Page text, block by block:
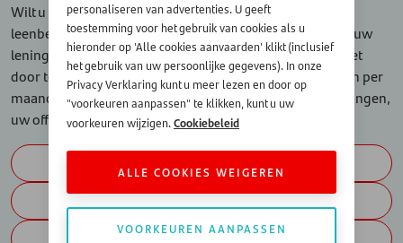
Wilt u meer of minder lenen dan € 1.000, klik dan op het
leenbedrag van uw keuze hieronder en bereken meteen uw
lening. Want welke plannen u ook heeft, maak ze concreet
door te berekenen of u dit bedrag kunt lenen en wat u dan per
maand gaat betalen. Vraag vrijblijvend, zonder verplichtingen,
uw offerte aan of bel ons op 030-6388042.
€ 2.500
€ 5.000
personaliseren van advertenties. U geeft
toestemming voor het gebruik van cookies als u
hieronder op 'Alle cookies aanvaarden' klikt (inclusief
het gebruik van uw persoonlijke gegevens). In onze
Privacy Verklaring kunt u meer lezen en door op
"voorkeuren aanpassen" te klikken, kunt u uw
voorkeuren wijzigen.Cookiebeleid
ALLE COOKIES WEIGEREN
VOORKEUREN AANPASSEN